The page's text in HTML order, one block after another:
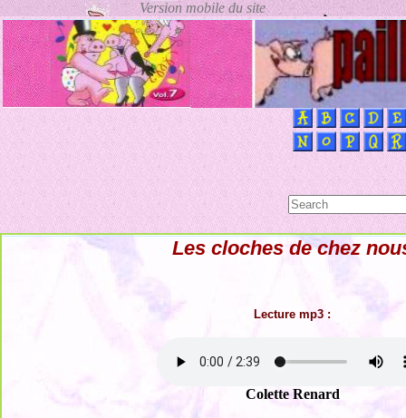
Les cloches de chez
Lecture mp3 :
Colette Renard